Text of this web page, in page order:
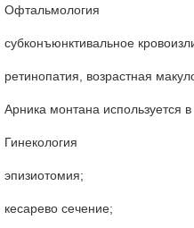
Офтальмология
субконъюнктивальное
ретинопатия, возрастная
Арника монтана используется в
Гинекология
эпизиотомия;
кесарево сечение;